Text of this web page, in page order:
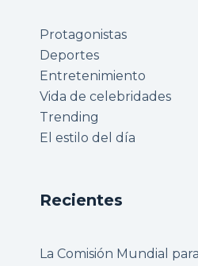
Protagonistas
Deportes
Entretenimiento
Vida de celebridades
Trending
El estilo del día
Recientes
La Comisión Mundial